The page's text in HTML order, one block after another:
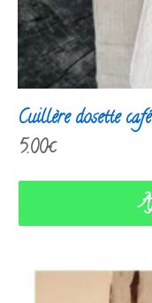
Cuillère dosette
5.00€